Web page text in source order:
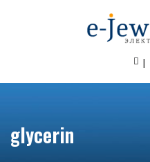
glycerin